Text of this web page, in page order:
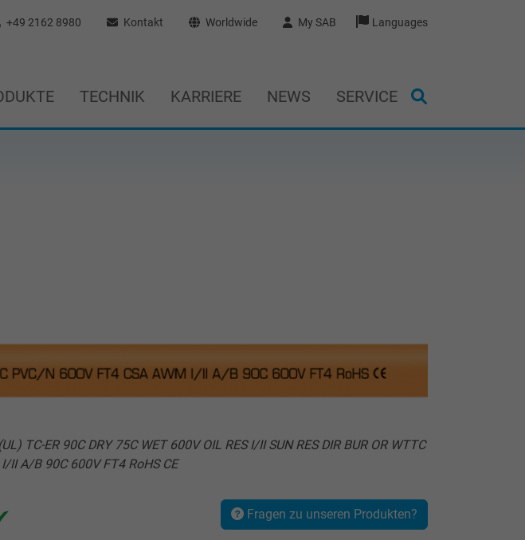
+49 2162 8980 Kontakt Worldwide My SAB Languages
TECHNIK KARRIERE NEWS SERVICE
TC-ER 90C DRY 75C WET 600V OIL RES I/II SUN RES DIR BUR OR WTTC
II A/B 90C 600V FT4 RoHS CE
Fragen zu unseren Produkten?